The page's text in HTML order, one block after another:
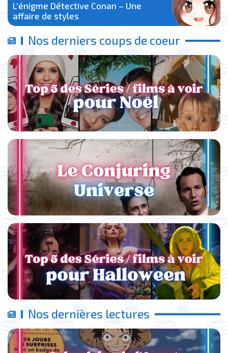
L’énigme Détective Conan – Une
affaire de styles
Nos derniers coups de coeur
Nos dernières lectures